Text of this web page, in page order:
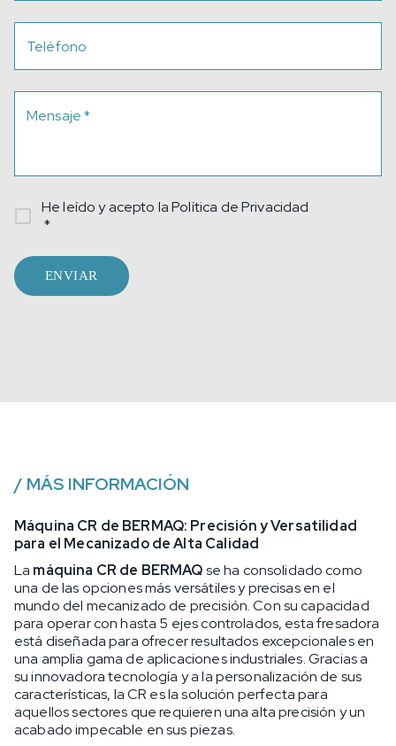
Teléfono
Mensaje *
He leído y acepto laPolítica de Privacidad
*
ENVIAR
/ MÁS INFORMACIÓN
Máquina CR de BERMAQ: Precisión y Versatilidad
para el Mecanizado de Alta Calidad
La máquina CR de BERMAQse ha consolidado como
una de las opciones más versátiles y precisas en el
mundo del mecanizado de precisión. Con su capacidad
para operar con hasta 5 ejes controlados, esta fresadora
está diseñada para ofrecer resultados excepcionales en
una amplia gama de aplicaciones industriales. Gracias a
su innovadora tecnología y a la personalización de sus
características, la CR es la solución perfecta para
aquellos sectores que requieren una alta precisión y un
acabado impecable en sus piezas.